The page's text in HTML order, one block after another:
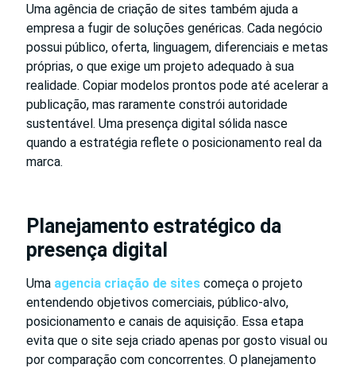
Uma agência de criação de sites também ajuda a
empresa a fugir de soluções genéricas. Cada negócio
possui público, oferta, linguagem, diferenciais e metas
próprias, o que exige um projeto adequado à sua
realidade. Copiar modelos prontos pode até acelerar a
publicação, mas raramente constrói autoridade
sustentável. Uma presença digital sólida nasce
quando a estratégia reflete o posicionamento real da
marca.
Planejamento estratégico da
presença digital
Uma agencia criação de sites começa o projeto
entendendo objetivos comerciais, público-alvo,
posicionamento e canais de aquisição. Essa etapa
evita que o site seja criado apenas por gosto visual ou
por comparação com concorrentes. O planejamento